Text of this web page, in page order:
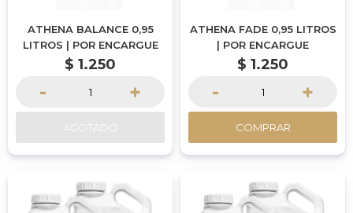
ATHENA BALANCE 0,95
LITROS | POR ENCARGUE
$ 1.250
- +
AGOTADO
ATHENA FADE 0,95 LITROS
| POR ENCARGUE
$ 1.250
- +
COMPRAR